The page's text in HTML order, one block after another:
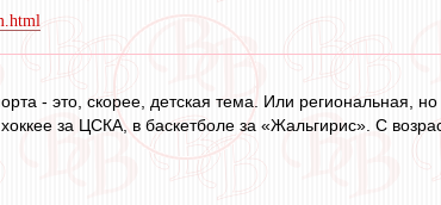
- это, скорее, детская тема. Или региональная, но
за ЦСКА, в баскетболе за «Жальгирис». С